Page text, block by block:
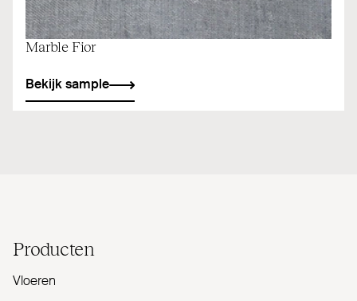
Marble Fior
Bekijk sample
Producten
Vloeren